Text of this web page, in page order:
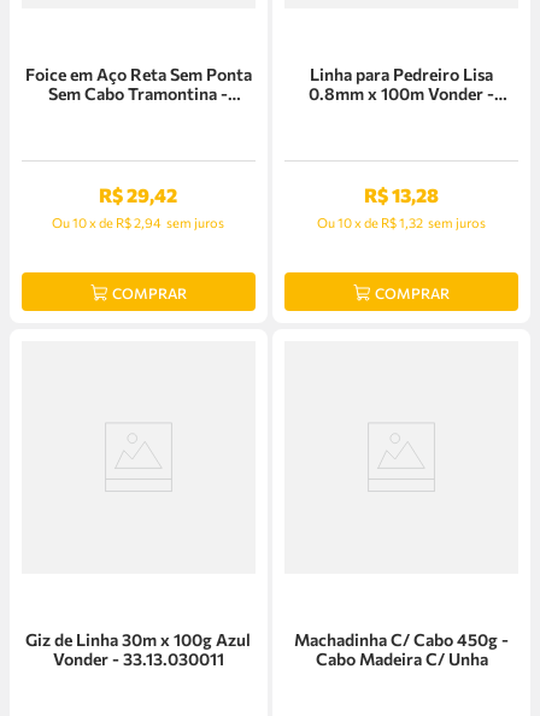
Foice em Aço Reta Sem Ponta
Sem Cabo Tramontina -
R$29,42
Ou10xde R$ 2,94 sem juros
COMPRAR
Linha para Pedreiro Lisa
0.8mm x 100m Vonder -
R$13,28
Ou10xde R$ 1,32 sem juros
COMPRAR
Giz de Linha 30m x 100g Azul
Vonder - 33.13.030011
Machadinha C/ Cabo 450g -
Cabo Madeira C/ Unha